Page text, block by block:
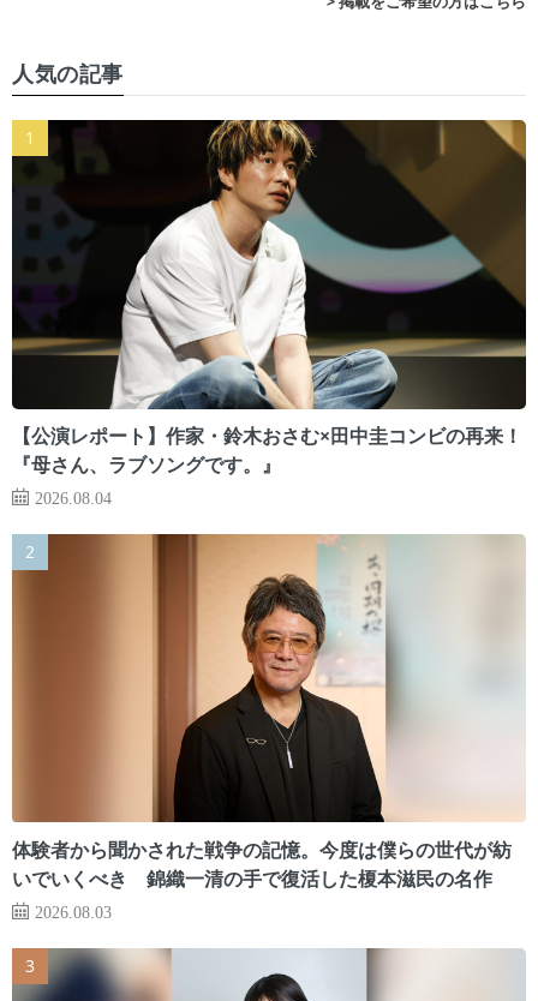
人気の記事
【公演レポート】作家・鈴木おさむ×田中圭コンビの再来！
『母さん、ラブソングです。』
2026.08.04
体験者から聞かされた戦争の記憶。今度は僕らの世代が紡
いでいくべき 錦織一清の手で復活した榎本滋民の名作
2026.08.03